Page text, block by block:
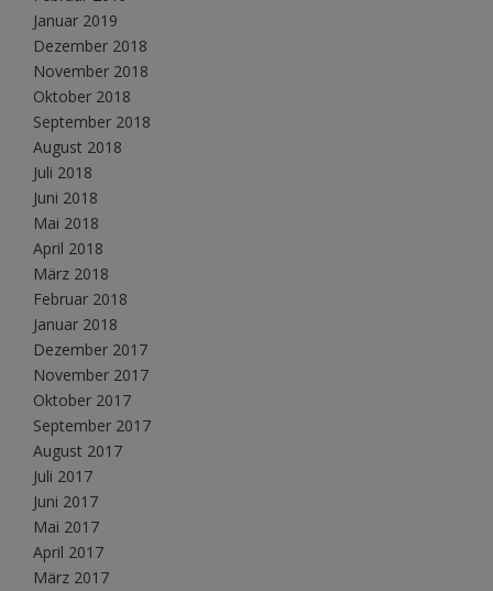
Januar 2019
Dezember 2018
November 2018
Oktober 2018
September 2018
August 2018
Juli 2018
Juni 2018
Mai 2018
April 2018
März 2018
Februar 2018
Januar 2018
Dezember 2017
November 2017
Oktober 2017
September 2017
August 2017
Juli 2017
Juni 2017
Mai 2017
April 2017
März 2017